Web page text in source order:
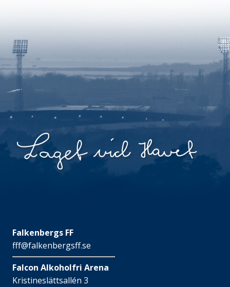
Falkenbergs FF
fff@falkenbergsff.se
Falcon Alkoholfri Arena
Kristineslättsallén 3